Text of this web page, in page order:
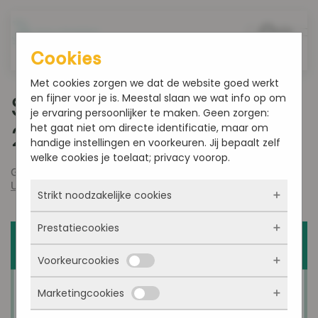
Smultoppers week 40-
2023
Geschreven door
Uncategorized
Cookies
Met cookies zorgen we dat de website goed werkt
en fijner voor je is. Meestal slaan we wat info op om
je ervaring persoonlijker te maken. Geen zorgen:
het gaat niet om directe identificatie, maar om
handige instellingen en voorkeuren. Jij bepaalt zelf
welke cookies je toelaat; privacy voorop.
Strikt noodzakelijke cookies
Deze cookies zorgen ervoor dat de website
überhaupt werkt. Ze zijn dus altijd actief en
kunnen niet worden uitgezet. Meestal worden
ze alleen geplaatst als jij iets doet, zoals
inloggen, een formulier invullen of je
privacyvoorkeuren opslaan. Je kunt je browser
Prestatiecookies
Met deze cookies zien we hoe vaak onze site
bezocht wordt, waar bezoekers vandaan
komen en welke pagina’s populair zijn. Zo
kunnen we de website blijven verbeteren.
Voorkeurcookies
Deze cookies onthouden jouw voorkeuren.
Bijvoorbeeld taalkeuze of ingevulde gegevens.
Marketingcookies